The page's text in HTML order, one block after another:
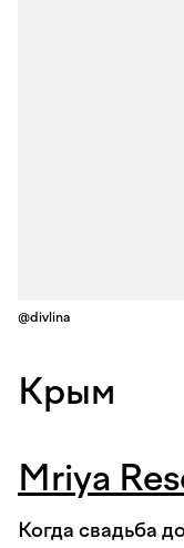
@divlina
Крым
Mriya
Когда свадьба